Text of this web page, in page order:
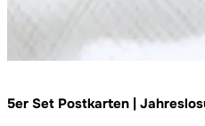
5er Set Postkarten |